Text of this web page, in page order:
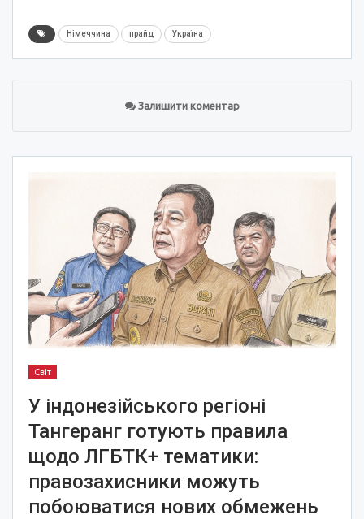
Німеччина прайд Україна
Залишити коментар
Світ
У індонезійського регіоні
Тангеранг готують правила
щодо ЛГБТК+ тематики:
правозахисники можуть
побоюватися нових обмежень